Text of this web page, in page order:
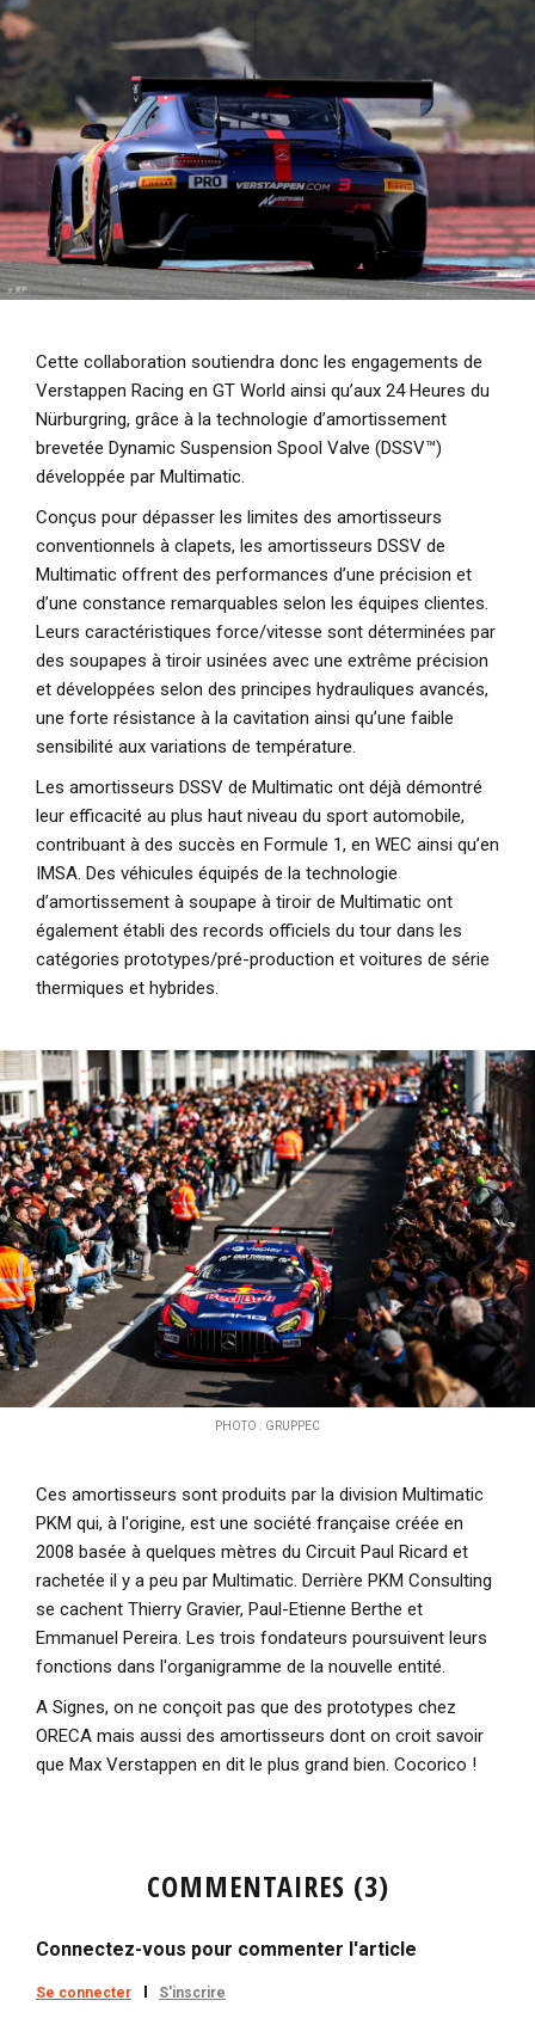
Cette collaboration soutiendra donc les engagements de
Verstappen Racing en GT World ainsi qu’aux 24 Heures du
Nürburgring, grâce à la technologie d’amortissement
brevetée Dynamic Suspension Spool Valve (DSSV™)
développée par Multimatic.
Conçus pour dépasser les limites des amortisseurs
conventionnels à clapets, les amortisseurs DSSV de
Multimatic offrent des performances d’une précision et
d’une constance remarquables selon les équipes clientes.
Leurs caractéristiques force/vitesse sont déterminées par
des soupapes à tiroir usinées avec une extrême précision
et développées selon des principes hydrauliques avancés,
une forte résistance à la cavitation ainsi qu’une faible
sensibilité aux variations de température.
Les amortisseurs DSSV de Multimatic ont déjà démontré
leur efficacité au plus haut niveau du sport automobile,
contribuant à des succès en Formule 1, en WEC ainsi qu’en
IMSA. Des véhicules équipés de la technologie
d’amortissement à soupape à tiroir de Multimatic ont
également établi des records officiels du tour dans les
catégories prototypes/pré-production et voitures de série
thermiques et hybrides.
PHOTO : GRUPPEC
Ces amortisseurs sont produits par la division Multimatic
PKM qui, à l'origine, est une société française créée en
2008 basée à quelques mètres du Circuit Paul Ricard et
rachetée il y a peu par Multimatic. Derrière PKM Consulting
se cachent Thierry Gravier, Paul-Etienne Berthe et
Emmanuel Pereira. Les trois fondateurs poursuivent leurs
fonctions dans l'organigramme de la nouvelle entité.
A Signes, on ne conçoit pas que des prototypes chez
ORECA mais aussi des amortisseurs dont on croit savoir
que Max Verstappen en dit le plus grand bien. Cocorico !
COMMENTAIRES (3)
Connectez-vous pour commenter l'article
Se connecter S'inscrire